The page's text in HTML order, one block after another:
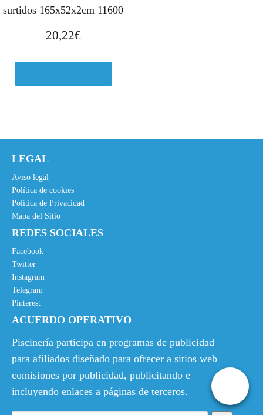
surtidos 165x52x2cm 11600
20,22€
LEGAL
Aviso legal
Política de cookies
Política de Privacidad
Mapa del Sitio
REDES SOCIALES
Facebook
Twitter
Instagram
Telegram
Pinterest
ACUERDO OPERATIVO
Piscinería participa en programas de publicidad
para afiliados diseñado para ofrecer a sitios web
comisiones por publicidad, publicitando e
incluyendo enlaces a páginas de terceros.